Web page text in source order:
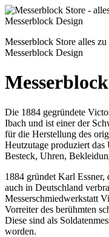
Messerblock Store alles
Messerblock Design
Die 1884 gegründete
Ibach und ist einer der
für die Herstellung des
Heutzutage produziert das
Besteck, Uhren,
1884 gründet Karl Essner,
auch in Deutschland
Messerschmiedwerkstatt
Vorreiter des berühmten
Diese sind als
worden.